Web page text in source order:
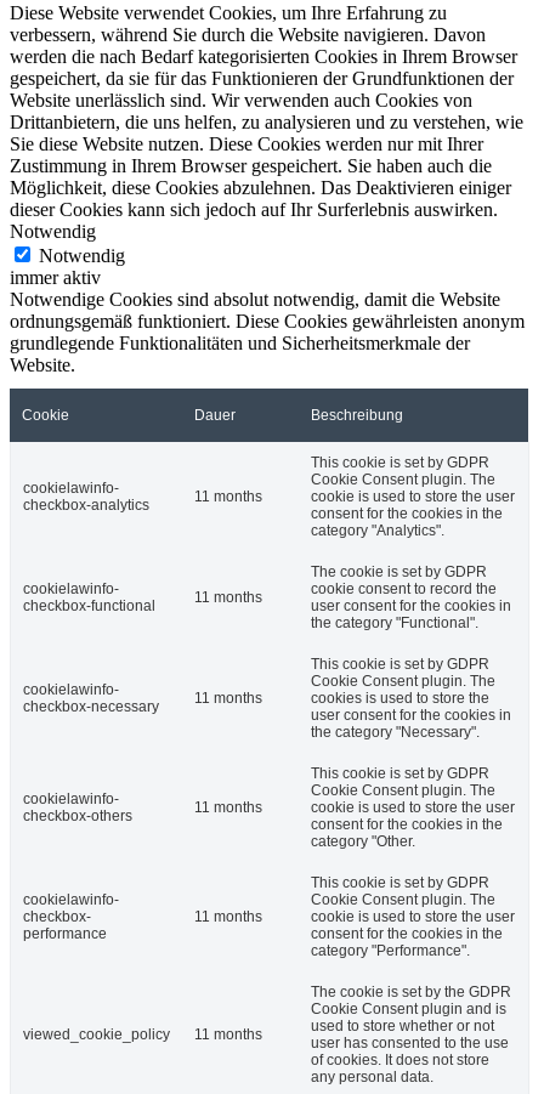
Diese Website verwendet Cookies, um Ihre Erfahrung zu
verbessern, während Sie durch die Website navigieren. Davon
werden die nach Bedarf kategorisierten Cookies in Ihrem Browser
gespeichert, da sie für das Funktionieren der Grundfunktionen der
Website unerlässlich sind. Wir verwenden auch Cookies von
Drittanbietern, die uns helfen, zu analysieren und zu verstehen, wie
Sie diese Website nutzen. Diese Cookies werden nur mit Ihrer
Zustimmung in Ihrem Browser gespeichert. Sie haben auch die
Möglichkeit, diese Cookies abzulehnen. Das Deaktivieren einiger
dieser Cookies kann sich jedoch auf Ihr Surferlebnis auswirken.
Notwendig
Notwendig
immer aktiv
Notwendige Cookies sind absolut notwendig, damit die Website
ordnungsgemäß funktioniert. Diese Cookies gewährleisten anonym
grundlegende Funktionalitäten und Sicherheitsmerkmale der
Website.
Cookie Dauer Beschreibung
cookielawinfo-
checkbox-analytics
11 months
This cookie is set by GDPR
Cookie Consent plugin. The
cookie is used to store the user
consent for the cookies in the
category "Analytics".
cookielawinfo-
checkbox-functional
11 months
The cookie is set by GDPR
cookie consent to record the
user consent for the cookies in
the category "Functional".
cookielawinfo-
checkbox-necessary
11 months
This cookie is set by GDPR
Cookie Consent plugin. The
cookies is used to store the
user consent for the cookies in
the category "Necessary".
cookielawinfo-
checkbox-others
11 months
This cookie is set by GDPR
Cookie Consent plugin. The
cookie is used to store the user
consent for the cookies in the
category "Other.
cookielawinfo-
checkbox-
performance
11 months
This cookie is set by GDPR
Cookie Consent plugin. The
cookie is used to store the user
consent for the cookies in the
category "Performance".
viewed_cookie_policy 11 months
The cookie is set by the GDPR
Cookie Consent plugin and is
used to store whether or not
user has consented to the use
of cookies. It does not store
any personal data.